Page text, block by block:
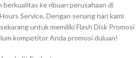
ke ribuan perusahaan di
Service, Dengan senang hari kami
untuk memiliki Flash Disk Promosi
kompetitor Anda promosi duluan!